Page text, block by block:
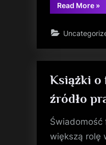
Read More
dla
»
Książki o
źródło
Świadomość
większą rolę